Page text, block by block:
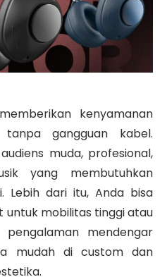
kenyamanan
tanpa gangguan kabel.
muda, profesional,
yang membutuhkan
Lebih dari itu, Anda bisa
untuk mobilitas tinggi atau
pengalaman mendengar
mudah di custom dan